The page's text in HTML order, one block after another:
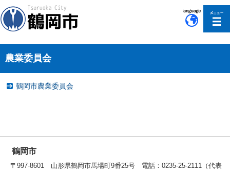
農業委員会
鶴岡市農業委員会
鶴岡市
〒997-8601 山形県鶴岡市馬場町9番25号 電話：0235-25-2111（代表